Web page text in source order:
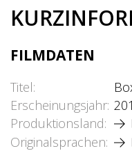
FILMDATEN
Titel
Erscheinungsjahr
Produktionsland
Originalsprachen